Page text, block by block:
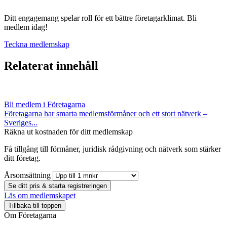
Ditt engagemang spelar roll för ett bättre företagarklimat. Bli
medlem idag!
Teckna medlemskap
Relaterat innehåll
Bli medlem i Företagarna
Företagarna har smarta medlemsförmåner och ett stort nätverk –
Sveriges...
Räkna ut kostnaden för ditt medlemskap
Få tillgång till förmåner, juridisk rådgivning och nätverk som stärker
ditt företag.
Årsomsättning
Se ditt pris & starta registreringen
Läs om medlemskapet
Tillbaka till toppen
Om Företagarna